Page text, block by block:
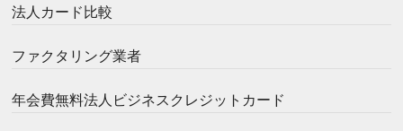
法人カード比較
ファクタリング業者
年会費無料法人ビジネスクレジットカード